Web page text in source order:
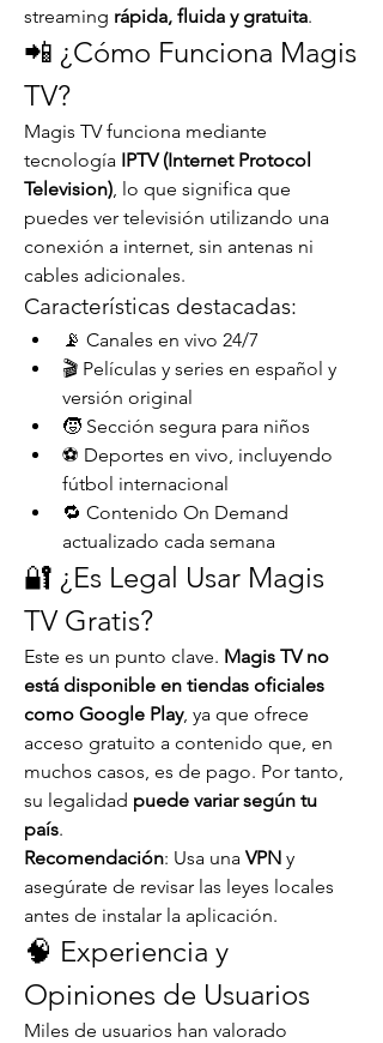
streaming rápida, fluida y gratuita.
📲 ¿Cómo Funciona Magis
TV?
Magis TV funciona mediante
tecnología IPTV (Internet Protocol
Television), lo que significa que
puedes ver televisión utilizando una
conexión a internet, sin antenas ni
cables adicionales.
Características destacadas:
📡 Canales en vivo 24/7
🎬 Películas y series en español y
versión original
🧒 Sección segura para niños
⚽ Deportes en vivo, incluyendo
fútbol internacional
🔁 Contenido On Demand
actualizado cada semana
🔐 ¿Es Legal Usar Magis
TV Gratis?
Este es un punto clave. Magis TV no
está disponible en tiendas oficiales
como Google Play, ya que ofrece
acceso gratuito a contenido que, en
muchos casos, es de pago. Por tanto,
su legalidad puede variar según tu
país.
Recomendación: Usa una VPN y
asegúrate de revisar las leyes locales
antes de instalar la aplicación.
🧠 Experiencia y
Opiniones de Usuarios
Miles de usuarios han valorado